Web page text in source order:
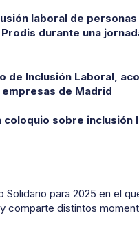
laboral de
durante una
de Inclusión Laboral,
de Madrid
coloquio sobre
para 2025 en el
comparte distintos